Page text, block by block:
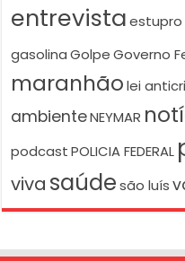
entrevista estupro
gasolina Golpe Governo
maranhão lei
ambienteNEYMAR
podcast POLICIA FEDERAL
viva saúde são luís